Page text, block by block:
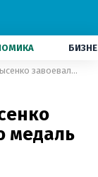
Тяжелая атлетика. Лысенко завоевала серебряную медаль Чемпионата Европы
медаль